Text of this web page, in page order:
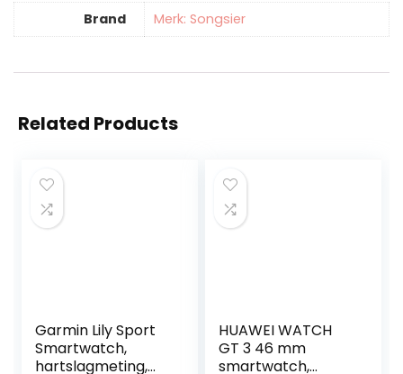
Brand Merk: Songsier
Related Products
Garmin Lily Sport
Smartwatch,
hartslagmeting,
HUAWEI WATCH
GT 3 46 mm
smartwatch,